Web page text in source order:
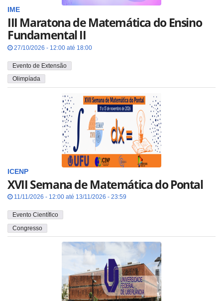
IME
III Maratona de Matemática do Ensino
Fundamental II
27/10/2026 - 12:00 até 18:00
Evento de Extensão
Olimpíada
ICENP
XVII Semana de Matemática do Pontal
11/11/2026 - 12:00 até 13/11/2026 - 23:59
Evento Científico
Congresso